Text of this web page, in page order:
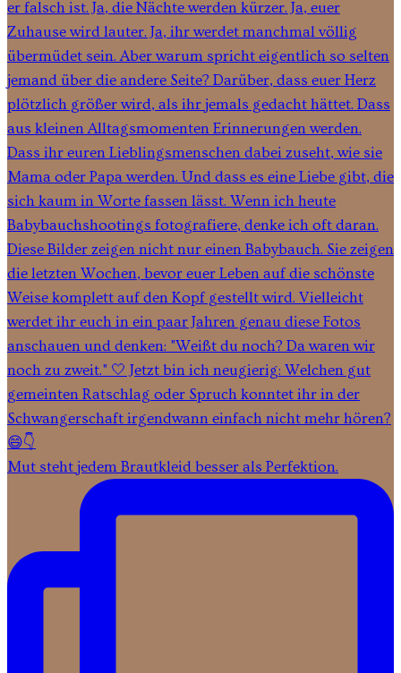
Mut steht jedem Brautkleid besser als Perfektion.